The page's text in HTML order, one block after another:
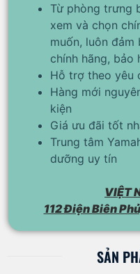
Từ phòng trưng
xem và chọn
muốn, luôn đảm
chính hãng, bảo
Hỗ trợ theo yêu
Hàng mới
kiện
Giá ưu đãi tốt
Trung tâm
dưỡng uy tín
VIỆT
112 Điện Biên
SẢN